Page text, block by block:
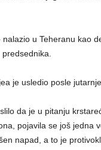
nalazio u Teheranu kao
je usledio posle
da je u pitanju
pojavila se još jedna
napad, a to je